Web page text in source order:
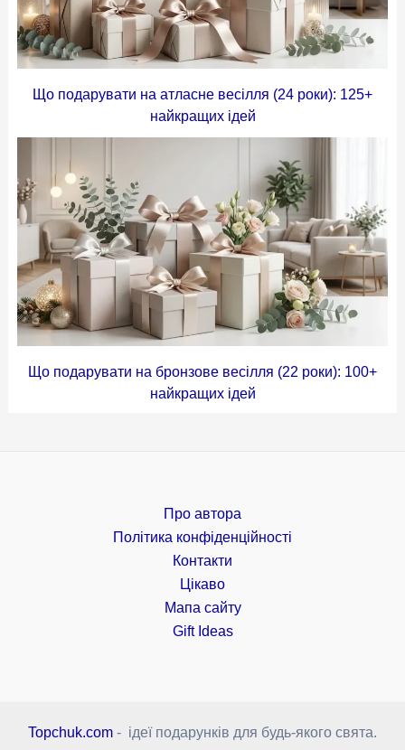
Що подарувати на атласне весілля (24 роки): 125+
найкращих ідей
Що подарувати на бронзове весілля (22 роки): 100+
найкращих ідей
Про автора
Політика конфіденційності
Контакти
Цікаво
Мапа сайту
Gift Ideas
Topchuk.com - ідеї подарунків для будь-якого свята.